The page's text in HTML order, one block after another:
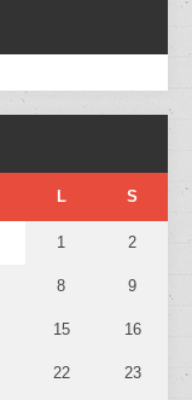
L S
1 2
8 9
15 16
22 23